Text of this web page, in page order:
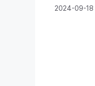
2024-09-18